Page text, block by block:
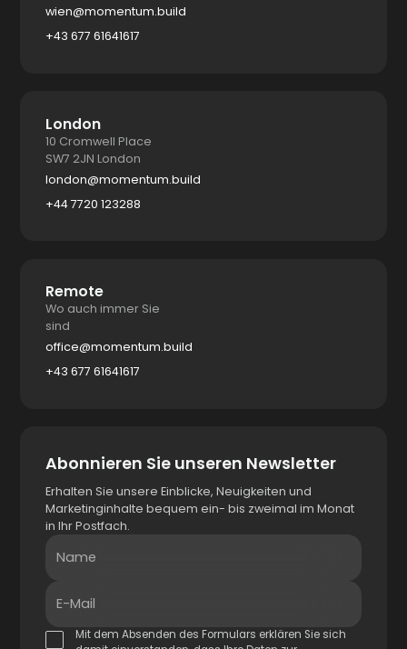
wien@momentum.build
+43 677 61641617
London
10 Cromwell Place
SW7 2JN London
london@momentum.build
+44 7720 123288
Remote
Wo auch immer Sie
sind
office@momentum.build
+43 677 61641617
Abonnieren Sie unseren Newsletter
Erhalten Sie unsere Einblicke, Neuigkeiten und
Marketinginhalte bequem ein- bis zweimal im Monat
in Ihr Postfach.
Name
E-Mail
Mit dem Absenden des Formulars erklären Sie sich